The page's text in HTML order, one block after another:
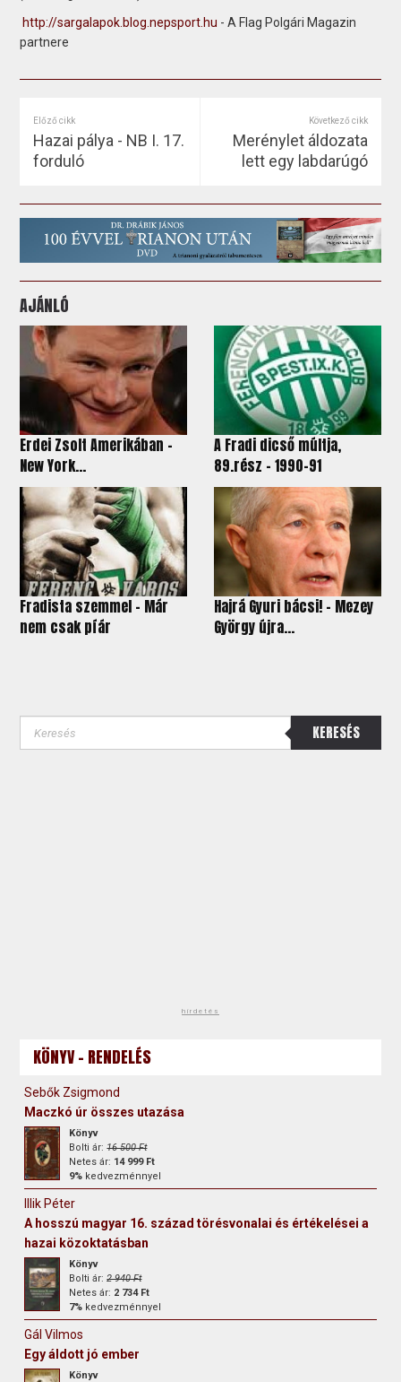
http://sargalapok.blog.nepsport.hu - A Flag Polgári Magazin
partnere
Előző cikk
Hazai pálya - NB I. 17.
forduló
Következő cikk
Merénylet áldozata
lett egy labdarúgó
AJÁNLÓ
Erdei Zsolt Amerikában –
New York...
A Fradi dicső múltja,
89.rész – 1990-91
Fradista szemmel - Már
nem csak píár
Hajrá Gyuri bácsi! - Mezey
György újra...
KERESÉS
hirdetés
KÖNYV - RENDELÉS
Sebők Zsigmond
Maczkó úr összes utazása
Könyv
Bolti ár:16 500 Ft
Netes ár: 14 999 Ft
9% kedvezménnyel
Illik Péter
A hosszú magyar 16. század törésvonalai és értékelései a
hazai közoktatásban
Könyv
Bolti ár:2 940 Ft
Netes ár: 2 734 Ft
7% kedvezménnyel
Gál Vilmos
Egy áldott jó ember
Könyv